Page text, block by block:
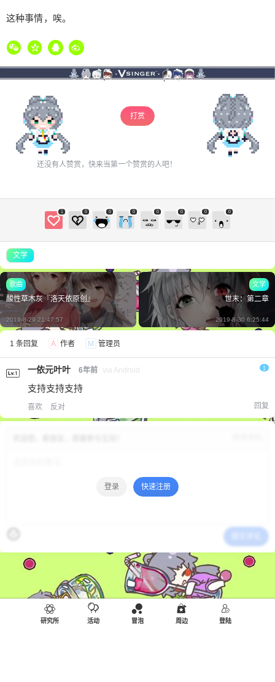
这种事情，唉。
打赏
还没有人赞赏，快来当第一个赞赏的人吧！
1 0 0 0 0 0 0 0
文学
歌曲
酸性草木灰『洛天依原创』
2019-8-29 21:47:57
文学
世末：第二章
2019-8-30 6:25:44
1 条回复 A 作者 M 管理员
一依元叶叶 6年前 via Android 1
支持支持支持
喜欢 反对 回复
登录 快速注册
研究所 活动 冒泡 周边 登陆